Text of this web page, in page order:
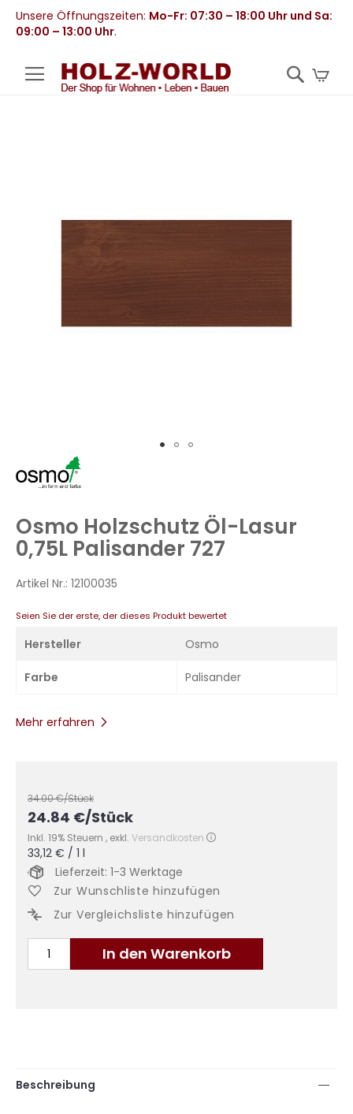
Unsere Öffnungszeiten: Mo-Fr: 07:30 – 18:00 Uhr und Sa:
09:00 – 13:00 Uhr.
Anfang
springen
Osmo Holzschutz Öl-Lasur
0,75L Palisander 727
Artikel Nr.: 12100035
Seien Sie der erste, der dieses Produkt bewertet
Hersteller Osmo
Farbe Palisander
Mehr erfahren
34.00€/Stück
24.84 €/Stück
Inkl. 19% Steuern , exkl. Versandkosten
33,12 € / 1 l
In den Warenkorb
Lieferzeit: 1-3 Werktage
Zur Wunschliste hinzufügen
Zur Vergleichsliste hinzufügen
Beschreibung